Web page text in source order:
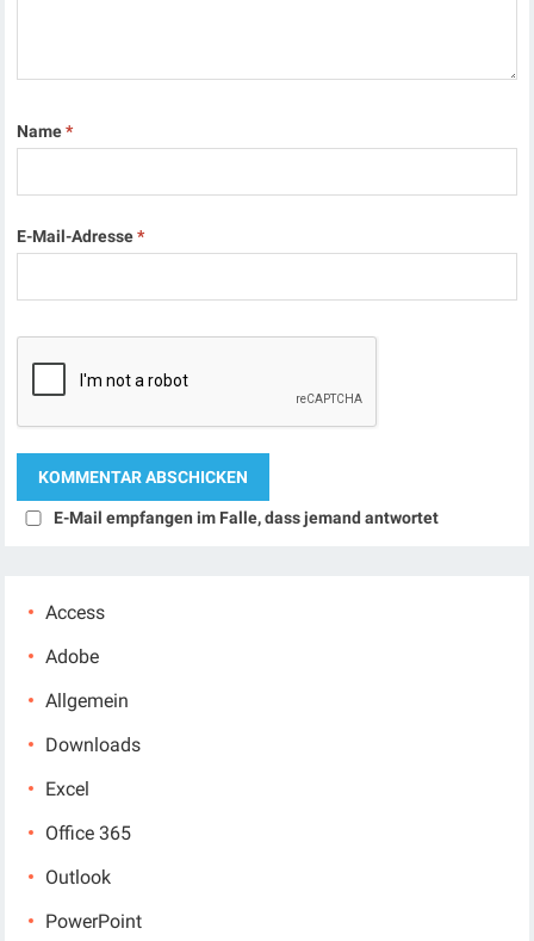
Name*
E-Mail-Adresse*
E-Mail empfangen im Falle, dass jemand antwortet
Access
Adobe
Allgemein
Downloads
Excel
Office 365
Outlook
PowerPoint